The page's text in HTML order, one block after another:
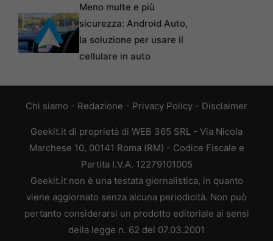
Meno multe e più
sicurezza: Android Auto,
la soluzione per usare il
cellulare in auto
Chi siamo - Redazione - Privacy Policy - Disclaimer
Geekit.it di proprietà di WEB 365 SRL - Via Nicola
Marchese 10, 00141 Roma (RM) - Codice Fiscale e
Partita I.V.A. 12279101005
Geekit.it non è una testata giornalistica, in quanto
viene aggiornato senza alcuna periodicità. Non può
pertanto considerarsi un prodotto editoriale ai sensi
della legge n. 62 del 07.03.2001